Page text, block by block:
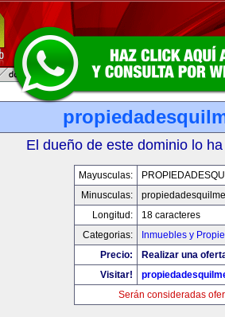
El dueño de este dominio lo
Mayusculas:
Minusculas:
Longitud:
18 caracteres
Categorias:
Inmuebles y
Precio:
Realizar una
Visitar!
Serán consideradas